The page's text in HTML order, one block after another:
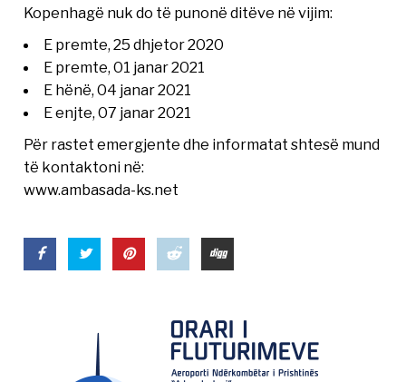
Kopenhagë nuk do të punonë ditëve në vijim:
E premte, 25 dhjetor 2020
E premte, 01 janar 2021
E hënë, 04 janar 2021
E enjte, 07 janar 2021
Për rastet emergjente dhe informatat shtesë mund
të kontaktoni në:
www.ambasada-ks.net